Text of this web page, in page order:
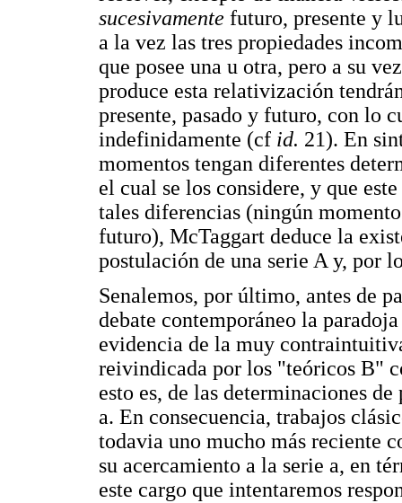
sucesivamente futuro, presente y
a la vez las tres propiedades
que posee una u otra, pero a su
produce esta relativización
presente, pasado y futuro, con lo
indefinidamente (cf id. 21). En
momentos tengan diferentes
el cual se los considere, y que
tales diferencias (ningún
futuro), McTaggart deduce la
postulación de una serie A y, por
Senalemos, por último, antes de
debate contemporáneo la
evidencia de la muy
reivindicada por los "teóricos B"
esto es, de las determinaciones
a. En consecuencia, trabajos
todavia uno mucho más reciente
su acercamiento a la serie a, en
este cargo que intentaremos